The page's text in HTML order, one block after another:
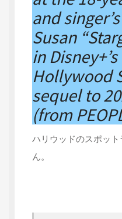
and
Susan
in
Hollywood
sequel to
(from
ハリウッドのスポッ
ん。